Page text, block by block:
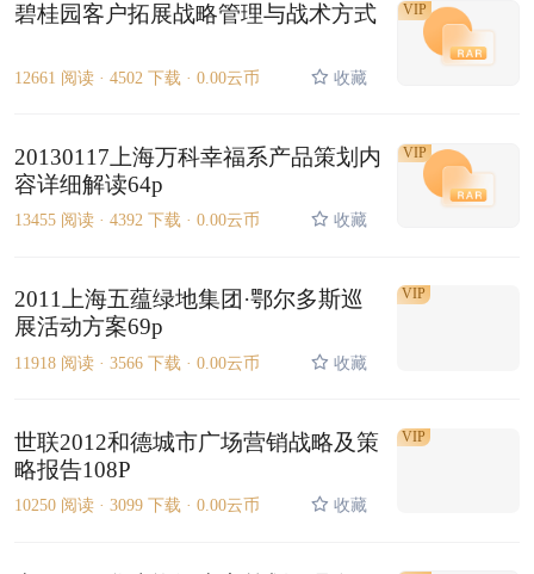
碧桂园客户拓展战略管理与战术方式
12661 阅读 · 4502 下载 · 0.00云币 收藏
VIP
20130117上海万科幸福系产品策划内
容详细解读64p
13455 阅读 · 4392 下载 · 0.00云币 收藏
VIP
2011上海五蕴绿地集团·鄂尔多斯巡
展活动方案69p
11918 阅读 · 3566 下载 · 0.00云币 收藏
VIP
世联2012和德城市广场营销战略及策
略报告108P
10250 阅读 · 3099 下载 · 0.00云币 收藏
VIP